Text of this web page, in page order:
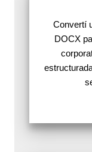
Convertí
DOCX